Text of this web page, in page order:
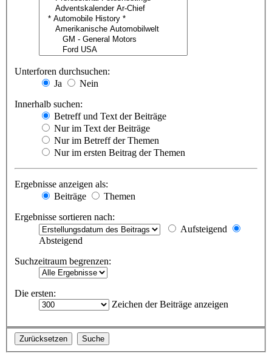
Unterforen durchsuchen:
Ja
Nein
Innerhalb suchen:
Betreff und Text der Beiträge
Nur im Text der Beiträge
Nur im Betreff der Themen
Nur im ersten Beitrag der Themen
Ergebnisse anzeigen als:
Beiträge
Themen
Ergebnisse sortieren nach:
Aufsteigend
Absteigend
Suchzeitraum begrenzen:
Die ersten:
Zeichen der Beiträge anzeigen